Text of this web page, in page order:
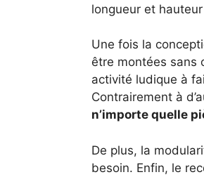
longueur et
Une fois la
être montées sans
activité ludique à
Contrairement à
n’importe quelle
De plus, la
besoin. Enfin, le